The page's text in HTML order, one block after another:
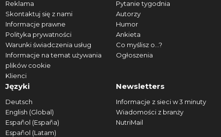
Reklama
Skontaktuj się z nami
Informacje prawne
Polityka prywatności
Warunki świadczenia usług
Informacje na temat używania
plików cookie
Klienci
Pytanie tygodnia
Autorzy
Humor
Ankieta
Co myślisz o...?
Ogłoszenia
Języki
Deutsch
English (Global)
Español (España)
Español (Latam)
Newsletters
Informacje z sieci w 3 minuty
Wiadomości z branży
NutriMail